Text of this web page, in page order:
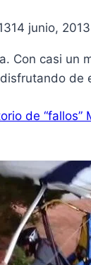
14 junio, 2013
Con casi un
de
de “fallos”